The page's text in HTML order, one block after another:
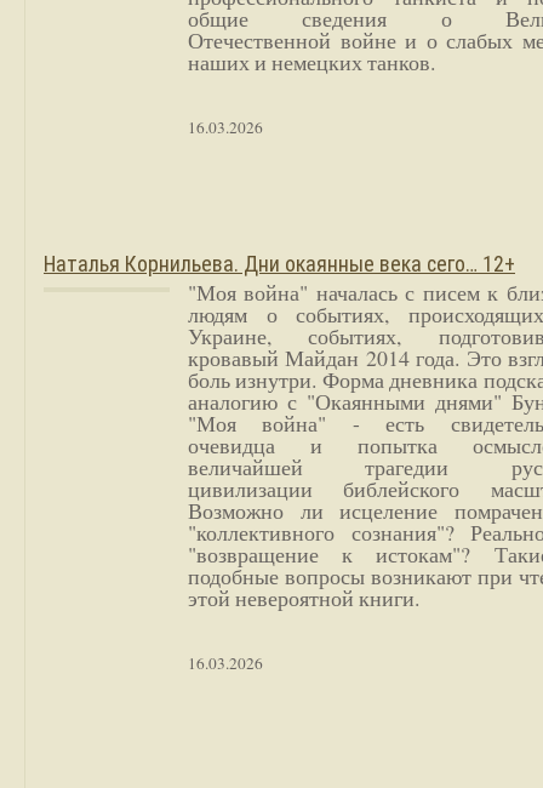
общие сведения о
Отечественной войне и о слабых
наших и немецких танков.
16.03.2026
Наталья Корнильева. Дни окаянные века сего… 12+
"Моя война" началась с писем к
людям о событиях,
Украине, событиях,
кровавый Майдан 2014 года. Это
боль изнутри. Форма дневника
аналогию с "Окаянными днями"
"Моя война" - есть
очевидца и попытка
величайшей трагедии
цивилизации библейского
Возможно ли исцеление
"коллективного сознания"?
"возвращение к истокам"?
подобные вопросы возникают при
этой невероятной книги.
16.03.2026